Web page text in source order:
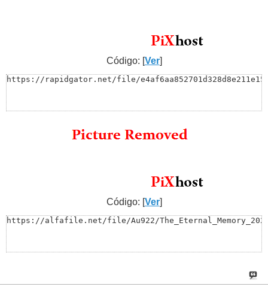
Código: [Ver]
https://rapidgator.net/file/
Código: [Ver]
https://alfafile.net/file/Au922/